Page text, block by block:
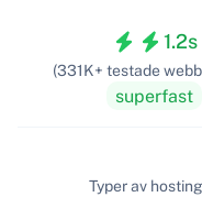
1.2s
(331K+ testade
superfast
Typer av